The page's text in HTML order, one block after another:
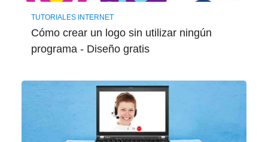
TUTORIALES INTERNET
Cómo crear un logo sin utilizar ningún
programa - Diseño gratis